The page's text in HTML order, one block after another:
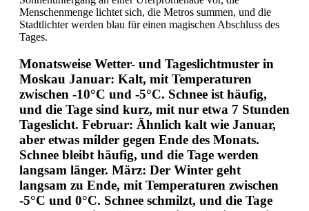
Menschenmenge lichtet sich, die Metros summen, und die
Stadtlichter werden blau für einen magischen Abschluss des
Tages.
Monatsweise Wetter- und Tageslichtmuster in
Moskau Januar: Kalt, mit Temperaturen
zwischen -10°C und -5°C. Schnee ist häufig,
und die Tage sind kurz, mit nur etwa 7 Stunden
Tageslicht. Februar: Ähnlich kalt wie Januar,
aber etwas milder gegen Ende des Monats.
Schnee bleibt häufig, und die Tage werden
langsam länger. März: Der Winter geht
langsam zu Ende, mit Temperaturen zwischen
-5°C und 0°C. Schnee schmilzt, und die Tage